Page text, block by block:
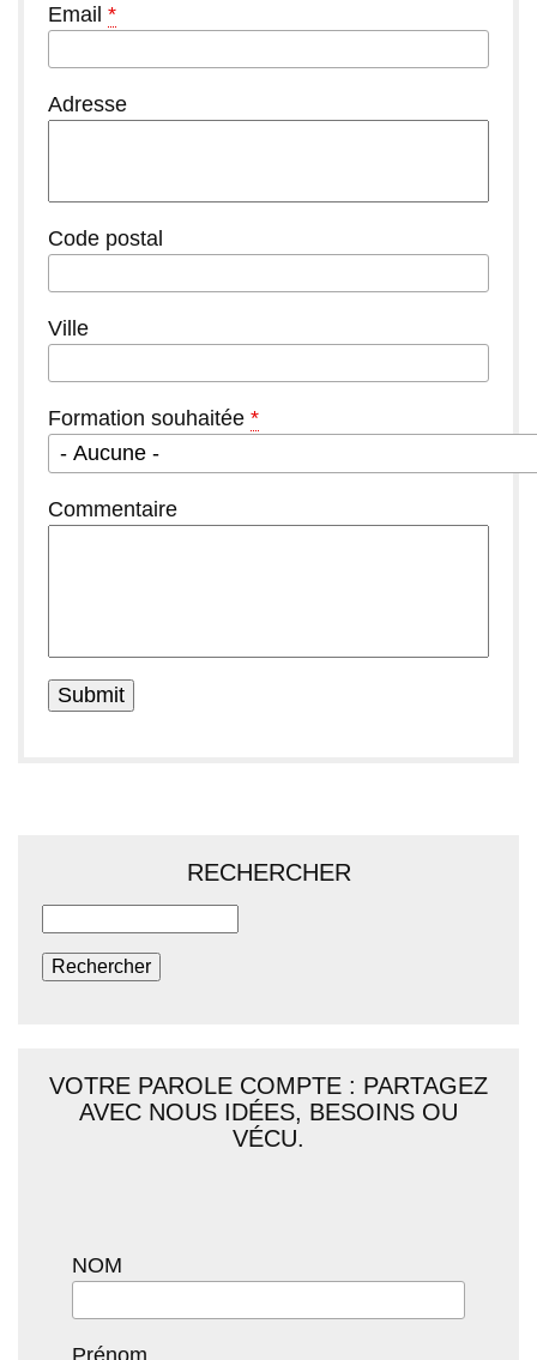
Email *
Adresse
Code postal
Ville
Formation souhaitée *
Commentaire
RECHERCHER
VOTRE PAROLE COMPTE : PARTAGEZ
AVEC NOUS IDÉES, BESOINS OU
VÉCU.
NOM
Prénom